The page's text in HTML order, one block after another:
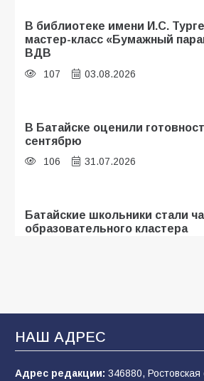
В библиотеке имени И.С.
мастер-класс «Бумажный
ВДВ
107 03.08.2026
В Батайске оценили
сентябрю
106 31.07.2026
Батайские школьники стали
образовательного кластера
деле происходит в армии
2026 года
101 03.08.2026
НАШ АДРЕС
Адрес редакции: 346880, Ростовская